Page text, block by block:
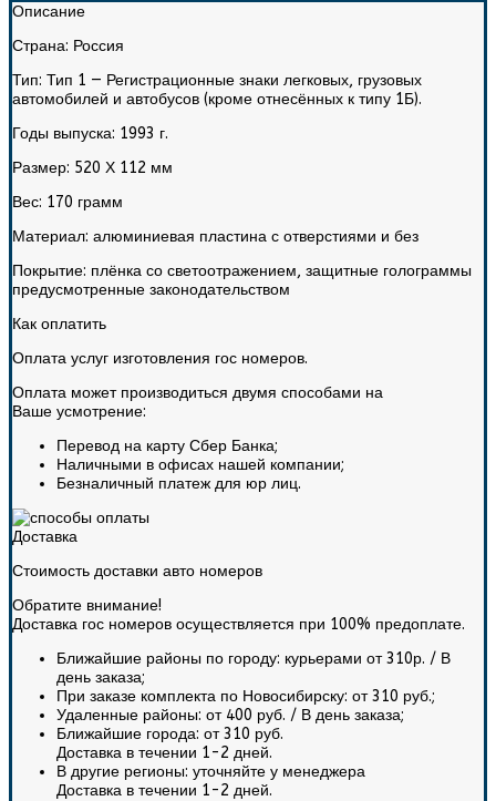
Описание
Страна: Россия
Тип: Тип 1 — Регистрационные знаки легковых, грузовых
автомобилей и автобусов (кроме отнесённых к типу 1Б).
Годы выпуска: 1993 г.
Размер: 520 Х 112 мм
Вес: 170 грамм
Материал: алюминиевая пластина с отверстиями и без
Покрытие: плёнка со светоотражением, защитные голограммы
предусмотренные законодательством
Как оплатить
Оплата услуг изготовления гос номеров.
Оплата может производиться двумя способами на
Ваше усмотрение:
Перевод на карту Сбер Банка;
Наличными в офисах нашей компании;
Безналичный платеж для юр лиц.
Доставка
Стоимость доставки авто номеров
Обратите внимание!
Доставка гос номеров осуществляется при 100% предоплате.
Ближайшие районы по городу: курьерами от 310р. / В
день заказа;
При заказе комплекта по Новосибирску: от 310 руб.;
Удаленные районы: от 400 руб. / В день заказа;
Ближайшие города: от 310 руб.
Доставка в течении 1-2 дней.
В другие регионы: уточняйте у менеджера
Доставка в течении 1-2 дней.